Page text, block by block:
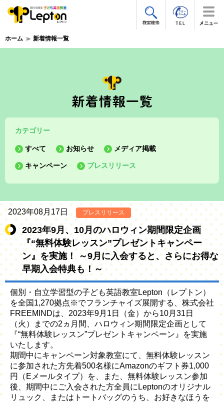
ホーム 新着情報一覧
カテゴリー
すべて お知らせ メディア掲載
キャンペーン プレスリリース
2023年08月17日 プレスリリース
2023年9月、10月のハロウィン期間限定企画
『“無料体験レッスン”プレゼントキャンペー
ン』を実施！ ～9月に入会すると、さらにお得な
早期入会特典も！～
個別・自立学習型の子ども英語教室Lepton（レプトン）
を全国1,270拠点※でフランチャイズ展開する、株式会社
FREEMINDは、2023年9月1日（金）から10月31日
（火）までの2ヵ月間、ハロウィン期間限定企画として
『“無料体験レッスン”プレゼントキャンペーン』を実施
いたします。
期間中にキャンペーン対象教室にて、無料体験レッスン
に参加された方先着500名様にAmazonのギフト券1,000
円（Eメールタイプ）を、また、無料体験レッスン参加
後、期間中にご入会された方全員にLeptonのオリジナル
リュック、またはトートバッグのうち、お好きなほうを